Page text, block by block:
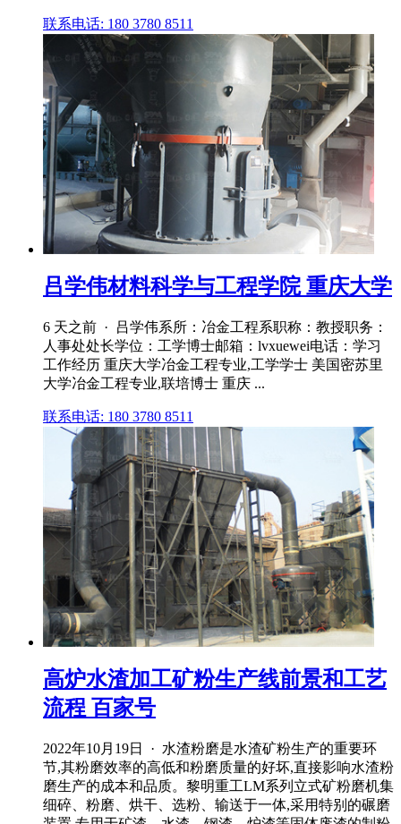
联系电话: 180 3780 8511
吕学伟材料科学与工程学院 重庆大学
6 天之前 · 吕学伟系所：冶金工程系职称：教授职务：
人事处处长学位：工学博士邮箱：lvxuewei电话：学习
工作经历 重庆大学冶金工程专业,工学学士 美国密苏里
大学冶金工程专业,联培博士 重庆 ...
联系电话: 180 3780 8511
高炉水渣加工矿粉生产线前景和工艺
流程 百家号
2022年10月19日 · 水渣粉磨是水渣矿粉生产的重要环
节,其粉磨效率的高低和粉磨质量的好坏,直接影响水渣粉
磨生产的成本和品质。黎明重工LM系列立式矿粉磨机集
细碎、粉磨、烘干、选粉、输送于一体,采用特别的碾磨